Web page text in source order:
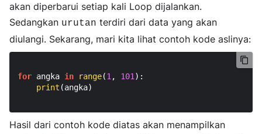
akan diperbarui setiap kali Loop dijalankan.
Sedangkan urutan terdiri dari data yang akan
diulangi. Sekarang, mari kita lihat contoh kode aslinya:
for angka in range(1, 101):
print (angka)
Hasil dari contoh kode diatas akan menampilkan